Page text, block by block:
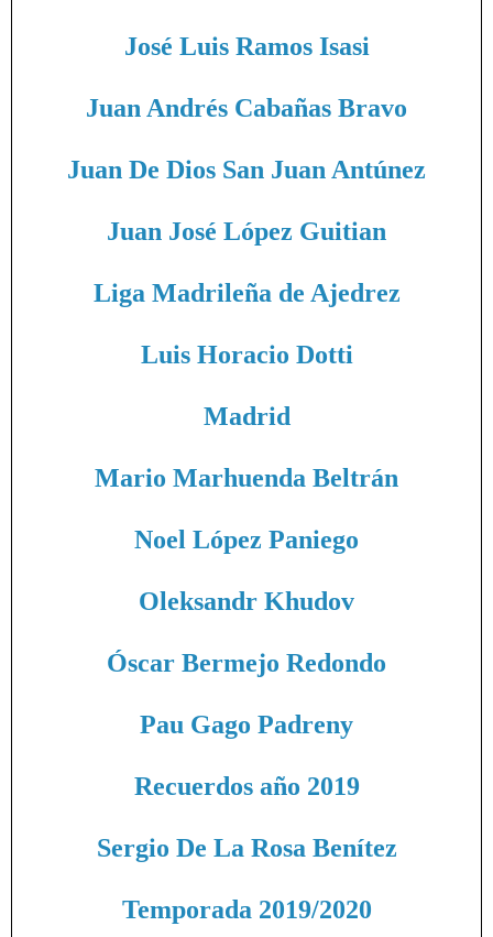
José Luis Ramos Isasi
Juan Andrés Cabañas Bravo
Juan De Dios San Juan Antúnez
Juan José López Guitian
Liga Madrileña de Ajedrez
Luis Horacio Dotti
Madrid
Mario Marhuenda Beltrán
Noel López Paniego
Oleksandr Khudov
Óscar Bermejo Redondo
Pau Gago Padreny
Recuerdos año 2019
Sergio De La Rosa Benítez
Temporada 2019/2020